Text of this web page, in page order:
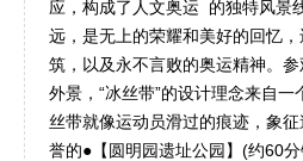
应，构成了人文奥运 的独特风景
远，是无上的荣耀和美好的回忆
筑，以及永不言败的奥运精神。
外景，“冰丝带”的设计理念来自
丝带就像运动员滑过的痕迹，象
誉的●【圆明园遗址公园】(约60